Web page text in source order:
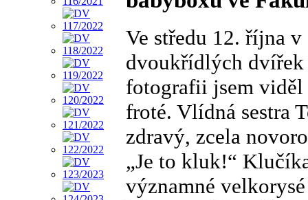
Ve středu 12. října
dvoukřídlých dvířek
fotografii jsem viděl
froté. Vlídná sestra
zdravý, zcela
„Je to kluk!“
významné